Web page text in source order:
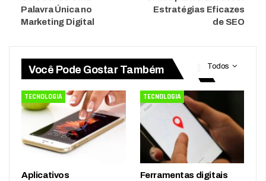
Palavra Única no
Marketing Digital
Estratégias Eficazes
de SEO
Todos
Você Pode Gostar Também
TECNOLOGIA
Aplicativos
TECNOLOGIA
Ferramentas digitais